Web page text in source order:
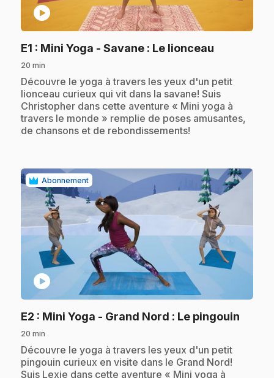
play_circle
E1 : Mini Yoga - Savane : Le lionceau
20 min
.Découvre le yoga à travers les yeux d'un petit
lionceau curieux qui vit dans la savane! Suis
Christopher dans cette aventure « Mini yoga à
travers le monde » remplie de poses amusantes,
de chansons et de rebondissements!
Abonnement
play_circle
E2 : Mini Yoga - Grand Nord : Le pingouin
20 min
.Découvre le yoga à travers les yeux d'un petit
pingouin curieux en visite dans le Grand Nord!
Suis Lexie dans cette aventure « Mini yoga à